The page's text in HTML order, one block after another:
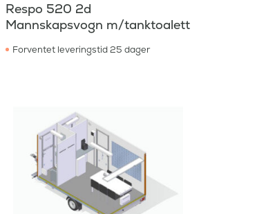
Respo 520 2d
Mannskapsvogn m/tanktoalett
Forventet leveringstid 25 dager